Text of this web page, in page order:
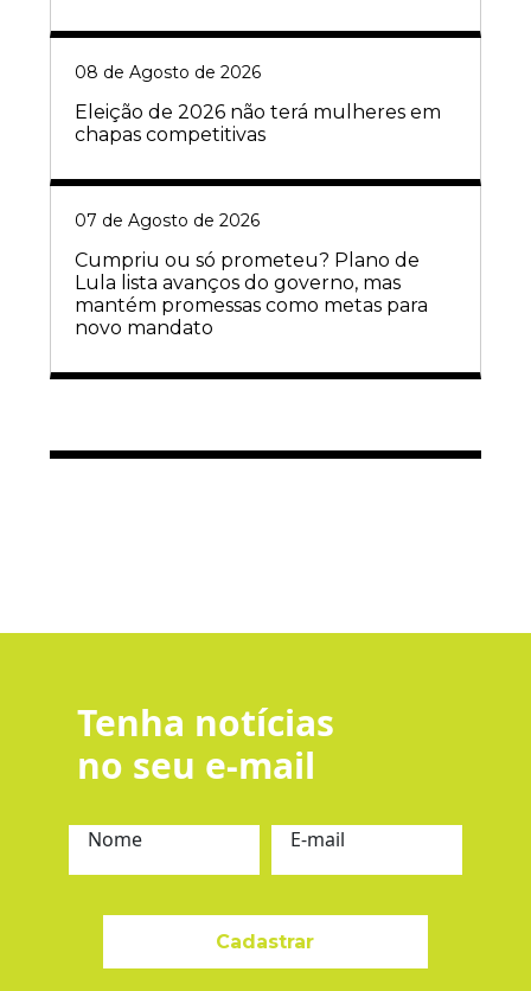
08 de Agosto de 2026
Eleição de 2026 não terá mulheres em
chapas competitivas
07 de Agosto de 2026
Cumpriu ou só prometeu? Plano de
Lula lista avanços do governo, mas
mantém promessas como metas para
novo mandato
Tenha notícias
no seu e-mail
Nome E-mail
Cadastrar